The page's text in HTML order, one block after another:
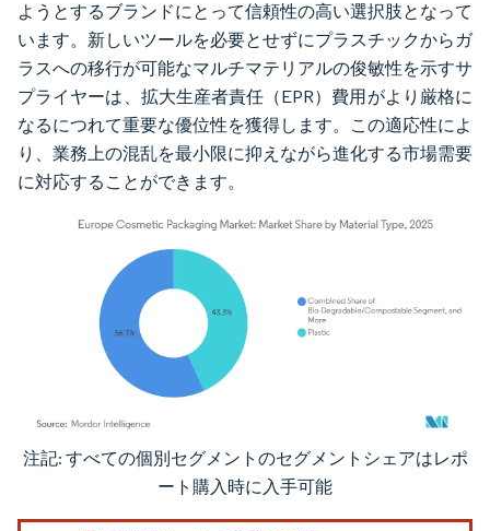
ようとするブランドにとって信頼性の高い選択肢となって
います。新しいツールを必要とせずにプラスチックからガ
ラスへの移行が可能なマルチマテリアルの俊敏性を示すサ
プライヤーは、拡大生産者責任（EPR）費用がより厳格に
なるにつれて重要な優位性を獲得します。この適応性によ
り、業務上の混乱を最小限に抑えながら進化する市場需要
に対応することができます。
画像 © Mordor Intelligence。再利用にはCC BY 4.0の表示が必要です。
注記: すべての個別セグメントのセグメントシェアはレポ
ート購入時に入手可能